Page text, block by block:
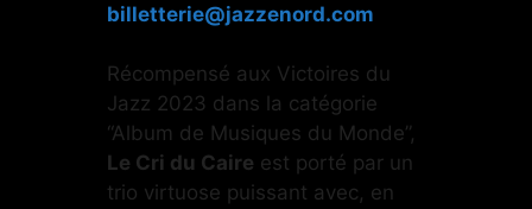
billetterie@jazzenord.com
Récompensé aux Victoires du
Jazz 2023 dans la catégorie
“Album de Musiques du Monde”,
Le Cri du Caire est porté par un
trio virtuose puissant avec, en